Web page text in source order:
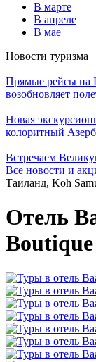
В марте
В апреле
В мае
Новости туризма
Прямые рейсы на
возобновляет
Новая
колоритный
Встречаем
Все новости и
Таиланд, Koh
Отель